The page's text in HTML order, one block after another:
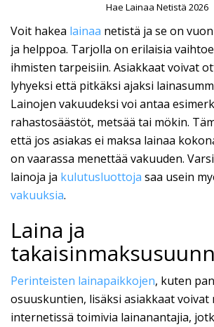
Hae Lainaa Netistä 2026
Voit hakea lainaa netistä ja se on
ja helppoa. Tarjolla on erilaisia
ihmisten tarpeisiin. Asiakkaat voivat
lyhyeksi että pitkäksi ajaksi
Lainojen vakuudeksi voi antaa
rahastosäästöt, metsää tai mökin.
että jos asiakas ei maksa lainaa
on vaarassa menettää vakuuden.
lainoja ja kulutusluottoja saa usein
vakuuksia.
Laina ja
Perinteisten lainapaikkojen, kuten
osuuskuntien, lisäksi asiakkaat voivat
internetissä toimivia lainanantajia,